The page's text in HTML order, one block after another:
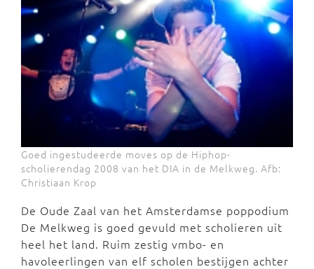
Goed ingestudeerde moves op de Hiphop-
scholierendag 2008 van het DIA in de Melkweg. Afb:
Christiaan Krop
De Oude Zaal van het Amsterdamse poppodium
De Melkweg is goed gevuld met scholieren uit
heel het land. Ruim zestig vmbo- en
havoleerlingen van elf scholen bestijgen achter